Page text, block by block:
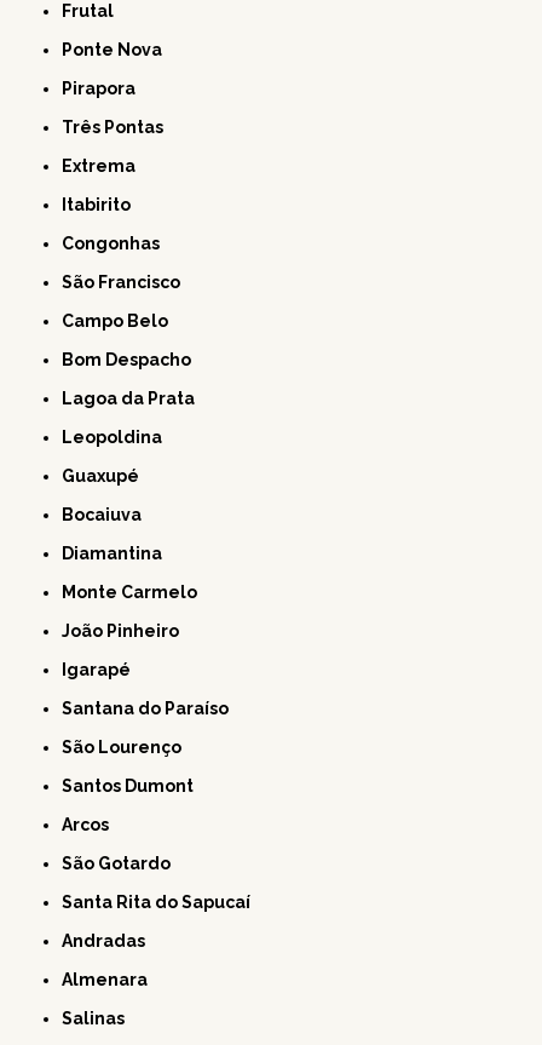
Frutal
Ponte Nova
Pirapora
Três Pontas
Extrema
Itabirito
Congonhas
São Francisco
Campo Belo
Bom Despacho
Lagoa da Prata
Leopoldina
Guaxupé
Bocaiuva
Diamantina
Monte Carmelo
João Pinheiro
Igarapé
Santana do Paraíso
São Lourenço
Santos Dumont
Arcos
São Gotardo
Santa Rita do Sapucaí
Andradas
Almenara
Salinas